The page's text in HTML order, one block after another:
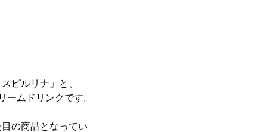
ピルリナ」と、
ムドリンクです。
の商品となってい